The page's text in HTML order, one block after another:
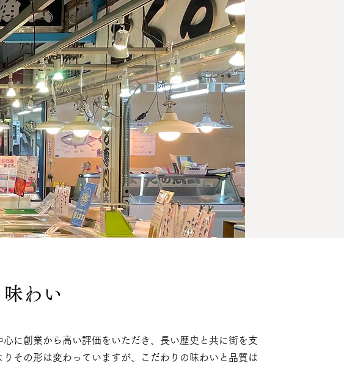
わい
に創業から高い評価をいただき、​長い歴史と共に街を支
その形は変わっていますが、​こだわりの味わいと品質は